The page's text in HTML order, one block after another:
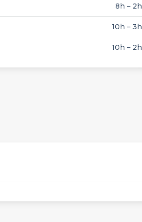
8h – 2h
10h – 3h
10h – 2h